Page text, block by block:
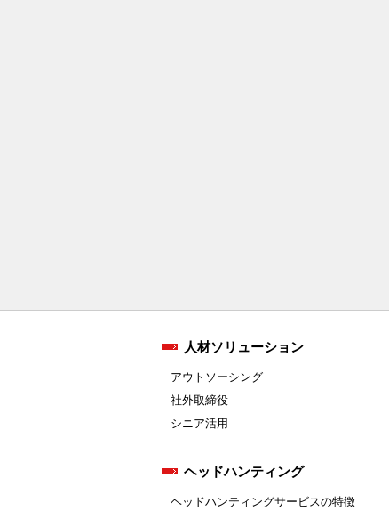
人材ソリューション
アウトソーシング
社外取締役
シニア活用
ヘッドハンティング
ヘッドハンティングサービスの特徴